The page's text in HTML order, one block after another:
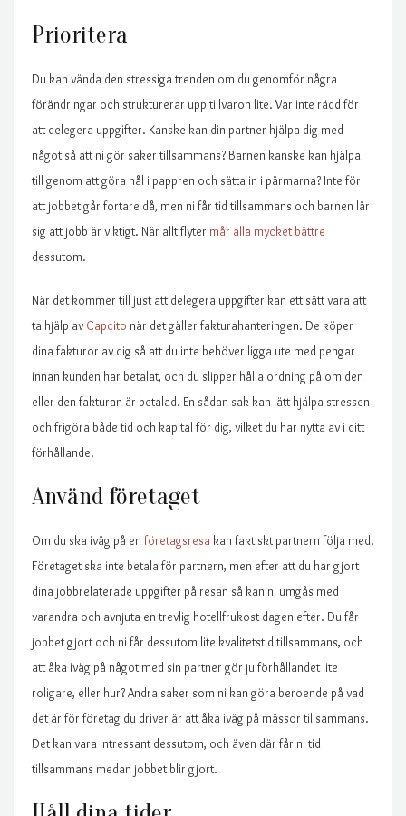
Prioritera
Du kan vända den stressiga trenden om du genomför några
förändringar och strukturerar upp tillvaron lite. Var inte rädd för
att delegera uppgifter. Kanske kan din partner hjälpa dig med
något så att ni gör saker tillsammans? Barnen kanske kan hjälpa
till genom att göra hål i pappren och sätta in i pärmarna? Inte för
att jobbet går fortare då, men ni får tid tillsammans och barnen lär
sig att jobb är viktigt. När allt flyter mår alla mycket bättre
dessutom.
När det kommer till just att delegera uppgifter kan ett sätt vara att
ta hjälp av Capcito när det gäller fakturahanteringen. De köper
dina fakturor av dig så att du inte behöver ligga ute med pengar
innan kunden har betalat, och du slipper hålla ordning på om den
eller den fakturan är betalad. En sådan sak kan lätt hjälpa stressen
och frigöra både tid och kapital för dig, vilket du har nytta av i ditt
förhållande.
Använd företaget
Om du ska iväg på en företagsresa kan faktiskt partnern följa med.
Företaget ska inte betala för partnern, men efter att du har gjort
dina jobbrelaterade uppgifter på resan så kan ni umgås med
varandra och avnjuta en trevlig hotellfrukost dagen efter. Du får
jobbet gjort och ni får dessutom lite kvalitetstid tillsammans, och
att åka iväg på något med sin partner gör ju förhållandet lite
roligare, eller hur? Andra saker som ni kan göra beroende på vad
det är för företag du driver är att åka iväg på mässor tillsammans.
Det kan vara intressant dessutom, och även där får ni tid
tillsammans medan jobbet blir gjort.